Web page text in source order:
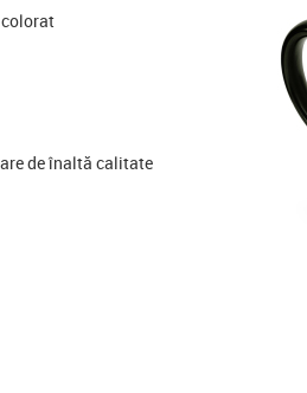
de înaltă calitate